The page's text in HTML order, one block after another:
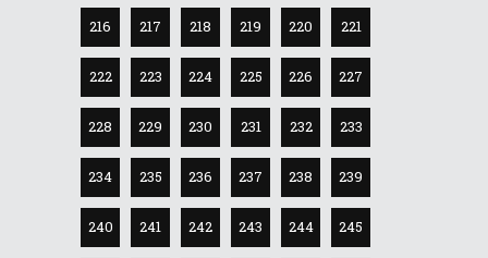
216 217 218 219 220 221
222 223 224 225 226 227
228 229 230 231 232 233
234 235 236 237 238 239
240 241 242 243 244 245